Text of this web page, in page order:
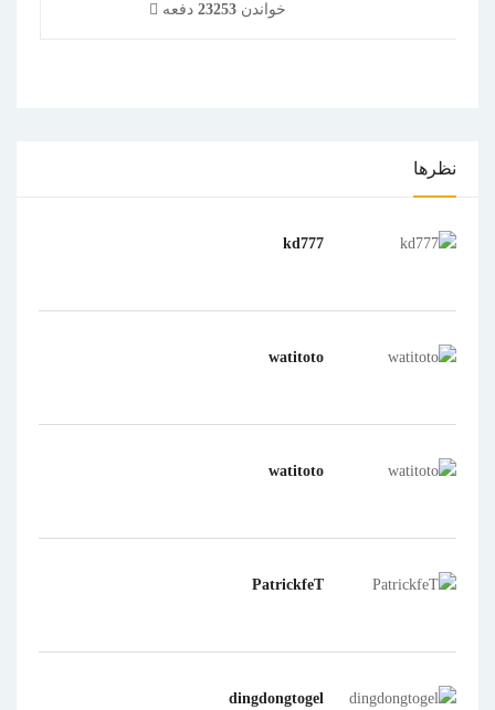
خواندن 23253 دفعه
نظرها
kd777
watitoto
watitoto
PatrickfeT
dingdongtogel